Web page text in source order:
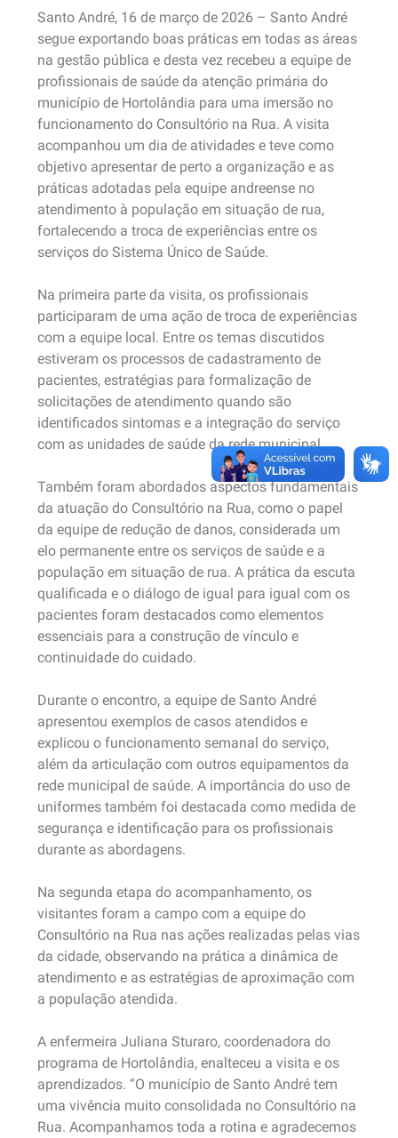
Santo André, 16 de março de 2026 – Santo André
segue exportando boas práticas em todas as áreas
na gestão pública e desta vez recebeu a equipe de
profissionais de saúde da atenção primária do
município de Hortolândia para uma imersão no
funcionamento do Consultório na Rua. A visita
acompanhou um dia de atividades e teve como
objetivo apresentar de perto a organização e as
práticas adotadas pela equipe andreense no
atendimento à população em situação de rua,
fortalecendo a troca de experiências entre os
serviços do Sistema Único de Saúde.
Na primeira parte da visita, os profissionais
participaram de uma ação de troca de experiências
com a equipe local. Entre os temas discutidos
estiveram os processos de cadastramento de
pacientes, estratégias para formalização de
solicitações de atendimento quando são
identificados sintomas e a integração do serviço
com as unidades de saúde da rede municipal.
Também foram abordados aspectos fundamentais
da atuação do Consultório na Rua, como o papel
da equipe de redução de danos, considerada um
elo permanente entre os serviços de saúde e a
população em situação de rua. A prática da escuta
qualificada e o diálogo de igual para igual com os
pacientes foram destacados como elementos
essenciais para a construção de vínculo e
continuidade do cuidado.
Durante o encontro, a equipe de Santo André
apresentou exemplos de casos atendidos e
explicou o funcionamento semanal do serviço,
além da articulação com outros equipamentos da
rede municipal de saúde. A importância do uso de
uniformes também foi destacada como medida de
segurança e identificação para os profissionais
durante as abordagens.
Na segunda etapa do acompanhamento, os
visitantes foram a campo com a equipe do
Consultório na Rua nas ações realizadas pelas vias
da cidade, observando na prática a dinâmica de
atendimento e as estratégias de aproximação com
a população atendida.
A enfermeira Juliana Sturaro, coordenadora do
programa de Hortolândia, enalteceu a visita e os
aprendizados. “O município de Santo André tem
uma vivência muito consolidada no Consultório na
Rua. Acompanhamos toda a rotina e agradecemos